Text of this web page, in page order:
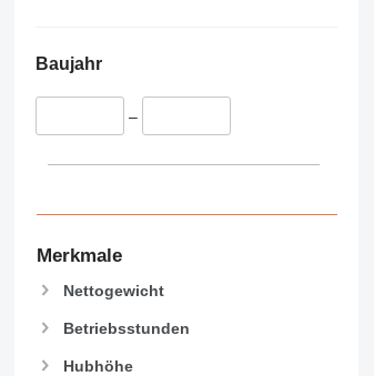
Baujahr
–
Merkmale
Nettogewicht
Betriebsstunden
Hubhöhe